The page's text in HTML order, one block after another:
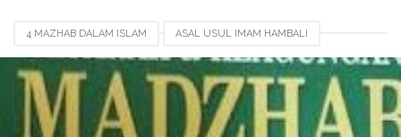
4 MAZHAB DALAM ISLAM ASAL USUL IMAM HAMBALI
ASAL USUL IMAM HANAFI ASAL USUL IMAM MALIKI
ASAL USUL IMAM SYAFI'I SEJARAH 4 MAZHAB
SILSILAH IMAM SYAFI'I TERPECAHNYA AGAMA ISLAM